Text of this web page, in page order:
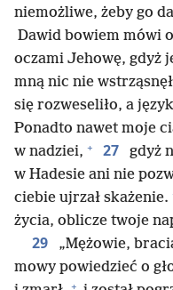
niemożliwe, żeby go
Dawid bowiem mówi
oczami Jehowę, gdyż
mną nic nie
się rozweseliło, a
Ponadto nawet moje
w nadziei, + 27
gdyż
w Hadesie ani nie
ciebie ujrzał skażenie.
życia, oblicze twoje
29
„Mężowie,
mowy powiedzieć o
+